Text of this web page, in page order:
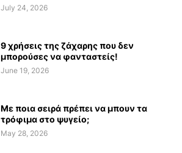
July 24, 2026
9 χρήσεις της ζάχαρης που δεν
μπορούσες να φανταστείς!
June 19, 2026
Με ποια σειρά πρέπει να μπουν τα
τρόφιμα στο ψυγείο;
May 28, 2026